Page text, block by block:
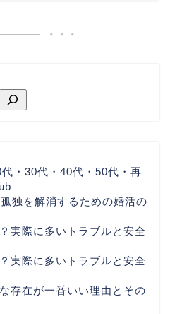
・30代・40代・50代・再
独を解消するための婚活の
実際に多いトラブルと安全
実際に多いトラブルと安全
存在が一番いい理由とその